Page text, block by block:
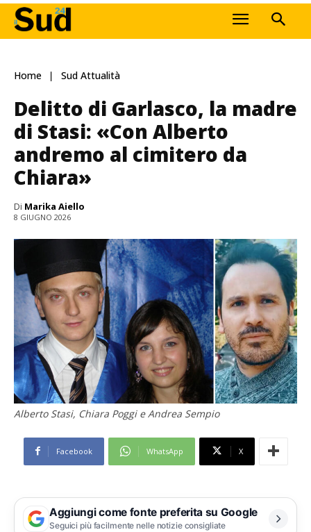
Home Sud Attualità
Delitto di Garlasco, la madre
di Stasi: «Con Alberto
andremo al cimitero da
Chiara»
Di Marika Aiello
8 GIUGNO 2026
Alberto Stasi, Chiara Poggi e Andrea Sempio
Facebook WhatsApp X
Aggiungi come fonte preferita su Google
Seguici più facilmente nelle notizie consigliate